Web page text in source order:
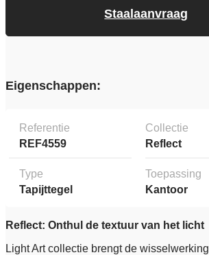
Staalaanvraag
Eigenschappen:
Referentie
REF4559
Collectie
Reflect
Type
Tapijttegel
Toepassing
Kantoor
Reflect: Onthul de textuur van het licht
Light Art collectie brengt de